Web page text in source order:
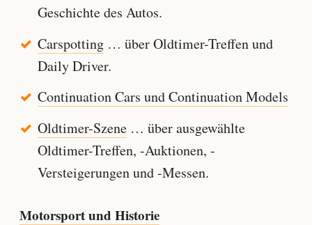
Geschichte des Autos.
Carspotting… über Oldtimer-Treffen und
Daily Driver.
Continuation Cars und Continuation Models
Oldtimer-Szene… über ausgewählte
Oldtimer-Treffen, -Auktionen, -
Versteigerungen und -Messen.
Motorsport und Historie